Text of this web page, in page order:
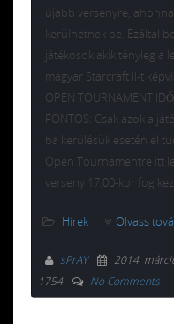
újabb versenyre,
kerülhetnek be. Ezáltal
játékosok akik tényleg a
magyar Starcraft II-t
OPEN TOURNAMENT
FONTOS: Csak azok a
ba kerülésük esetén el
Open Tournamentre itt
verseny 17:00-kor fog
Hírek Olvass
sPrAY 2014.
1754
No Comments